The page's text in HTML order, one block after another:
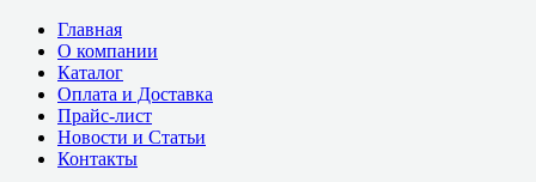
Главная
О компании
Каталог
Оплата и Доставка
Прайс-лист
Новости и Статьи
Контакты